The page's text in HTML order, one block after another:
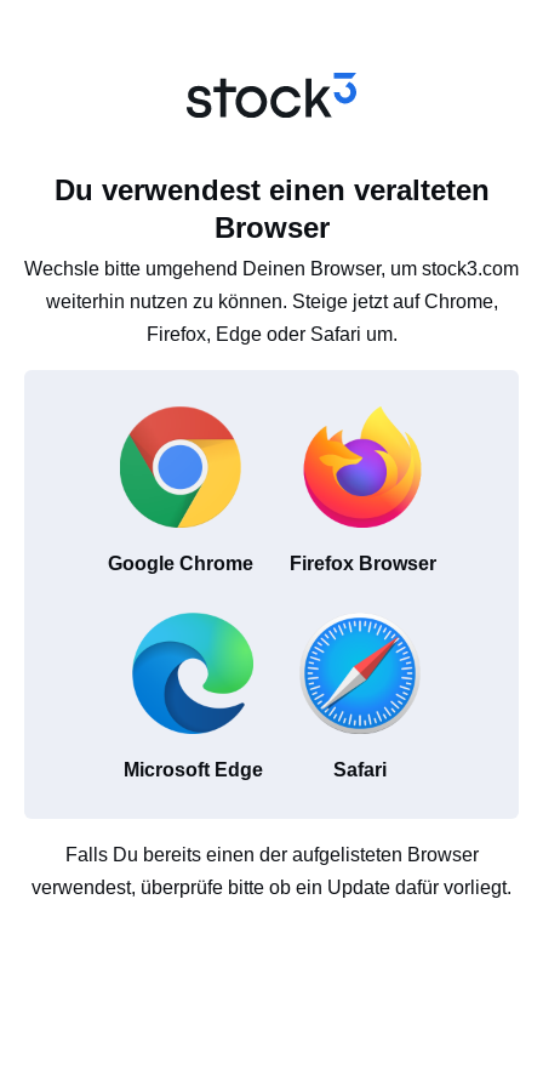
Du verwendest einen veralteten
Browser
Wechsle bitte umgehend Deinen Browser, um stock3.com
weiterhin nutzen zu können. Steige jetzt auf Chrome,
Firefox, Edge oder Safari um.
Google Chrome Firefox Browser
Microsoft Edge Safari
Falls Du bereits einen der aufgelisteten Browser
verwendest, überprüfe bitte ob ein Update dafür vorliegt.